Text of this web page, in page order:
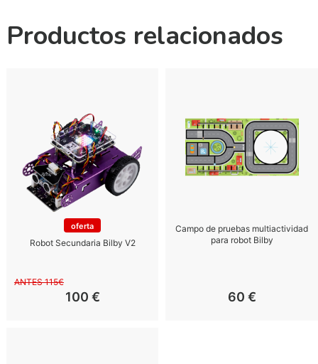
Productos relacionados
oferta
Robot Secundaria Bilby V2
ANTES 115€
100 €
Campo de pruebas multiactividad
para robot Bilby
60 €